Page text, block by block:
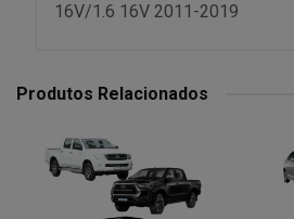
16V/1.6 16V 2011-2019
Produtos Relacionados